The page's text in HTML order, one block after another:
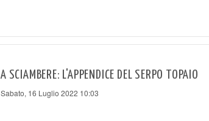
A SCIAMBERE: L'APPENDICE DEL SERPO TOPAIO
Sabato, 16 Luglio 2022 10:03